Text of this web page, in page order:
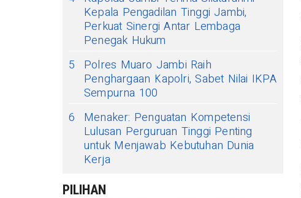
Kepala Pengadilan Tinggi Jambi,
Perkuat Sinergi Antar Lembaga
Penegak Hukum
5
Polres Muaro Jambi Raih
Penghargaan Kapolri, Sabet Nilai IKPA
Sempurna 100
6
Menaker: Penguatan Kompetensi
Lulusan Perguruan Tinggi Penting
untuk Menjawab Kebutuhan Dunia
Kerja
PILIHAN